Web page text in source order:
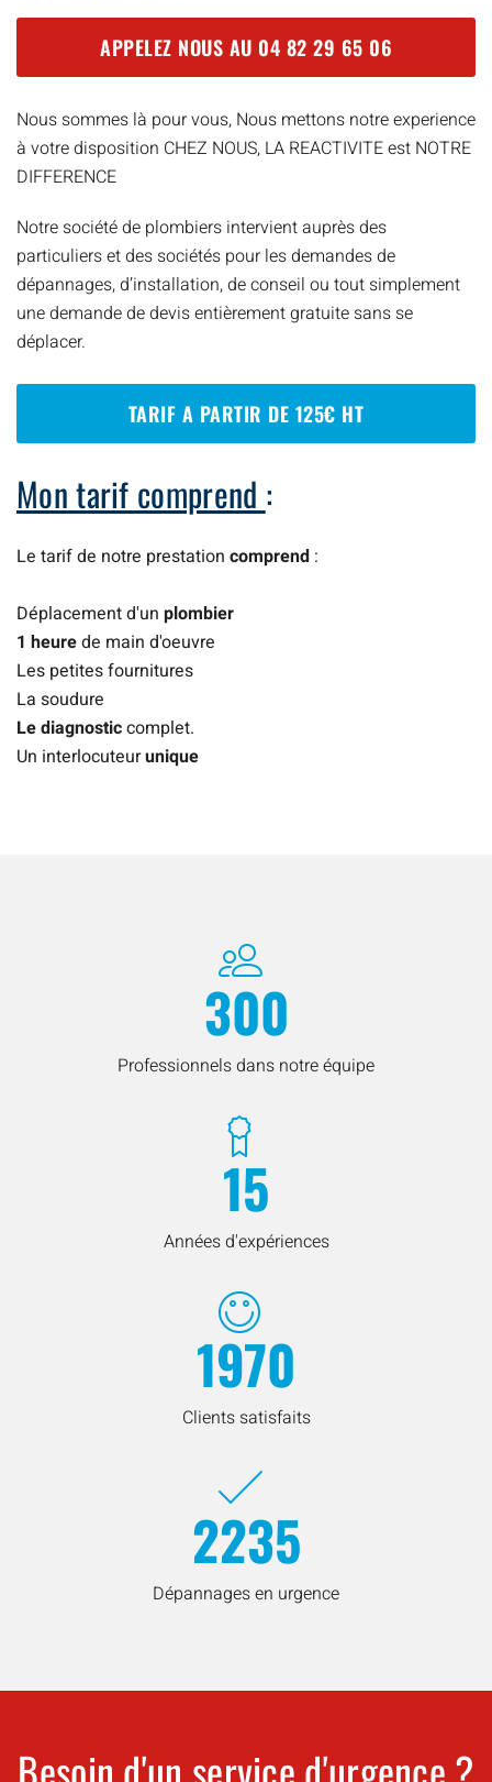
APPELEZ NOUS AU 04 82 29 65 06
Nous sommes là pour vous, Nous mettons notre experience
à votre disposition CHEZ NOUS, LA REACTIVITE est NOTRE
DIFFERENCE
Notre société de plombiers intervient auprès des
particuliers et des sociétés pour les demandes de
dépannages, d’installation, de conseil ou tout simplement
une demande de devis entièrement gratuite sans se
déplacer.
TARIF A PARTIR DE 125€ HT
Mon tarif comprend :
Le tarif de notre prestation comprend :
Déplacement d'un plombier
1 heurede main d'oeuvre
Les petites fournitures
La soudure
Le diagnosticcomplet.
Un interlocuteurunique
300
Professionnels dans notre équipe
15
Années d'expériences
1970
Clients satisfaits
2235
Dépannages en urgence